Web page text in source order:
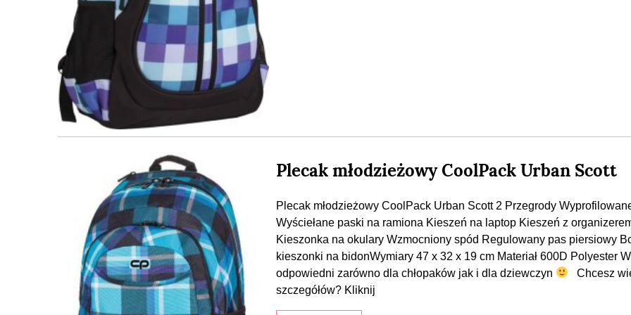
Plecak młodzieżowy CoolPack Urban Scott
Plecak młodzieżowy CoolPack Urban Scott 2 Przegrody
Wyściełane paski na ramiona Kieszeń na laptop Kieszeń z
Kieszonka na okulary Wzmocniony spód Regulowany pas piersiowy
kieszonki na bidonWymiary 47 x 32 x 19 cm Materiał 600D Polyester
odpowiedni zarówno dla chłopaków jak i dla dziewczyn
Chcesz
szczegółów? Kliknij